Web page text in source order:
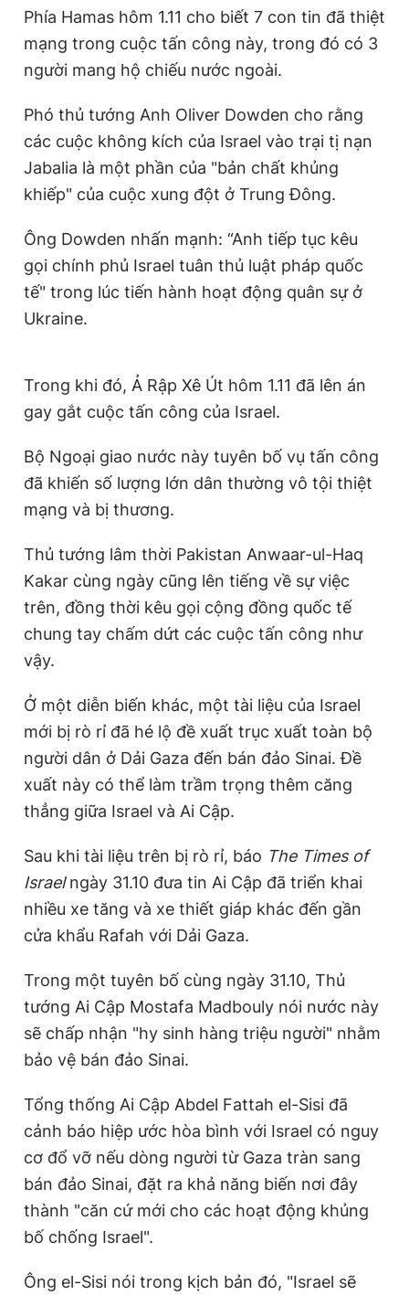
Phía Hamas hôm 1.11 cho biết 7 con tin đã thiệt
mạng trong cuộc tấn công này, trong đó có 3
người mang hộ chiếu nước ngoài.
Phó thủ tướng Anh Oliver Dowden cho rằng
các cuộc không kích của Israel vào trại tị nạn
Jabalia là một phần của "bản chất khủng
khiếp" của cuộc xung đột ở Trung Đông.
Ông Dowden nhấn mạnh: “Anh tiếp tục kêu
gọi chính phủ Israel tuân thủ luật pháp quốc
tế" trong lúc tiến hành hoạt động quân sự ở
Ukraine.
Trong khi đó, Ả Rập Xê Út hôm 1.11 đã lên án
gay gắt cuộc tấn công của Israel.
Bộ Ngoại giao nước này tuyên bố vụ tấn công
đã khiến số lượng lớn dân thường vô tội thiệt
mạng và bị thương.
Thủ tướng lâm thời Pakistan Anwaar-ul-Haq
Kakar cùng ngày cũng lên tiếng về sự việc
trên, đồng thời kêu gọi cộng đồng quốc tế
chung tay chấm dứt các cuộc tấn công như
vậy.
Ở một diễn biến khác, một tài liệu của Israel
mới bị rò rỉ đã hé lộ đề xuất trục xuất toàn bộ
người dân ở Dải Gaza đến bán đảo Sinai. Đề
xuất này có thể làm trầm trọng thêm căng
thẳng giữa Israel và Ai Cập.
Sau khi tài liệu trên bị rò rỉ, báo The Times of
Israelngày 31.10 đưa tin Ai Cập đã triển khai
nhiều xe tăng và xe thiết giáp khác đến gần
cửa khẩu Rafah với Dải Gaza.
Trong một tuyên bố cùng ngày 31.10, Thủ
tướng Ai Cập Mostafa Madbouly nói nước này
sẽ chấp nhận "hy sinh hàng triệu người" nhằm
bảo vệ bán đảo Sinai.
Tổng thống Ai Cập Abdel Fattah el-Sisi đã
cảnh báo hiệp ước hòa bình với Israel có nguy
cơ đổ vỡ nếu dòng người từ Gaza tràn sang
bán đảo Sinai, đặt ra khả năng biến nơi đây
thành "căn cứ mới cho các hoạt động khủng
bố chống Israel".
Ông el-Sisi nói trong kịch bản đó, "Israel sẽ